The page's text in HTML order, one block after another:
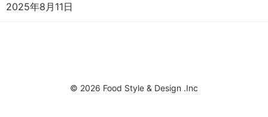
2025年8月11日
© 2026 Food Style & Design .Inc